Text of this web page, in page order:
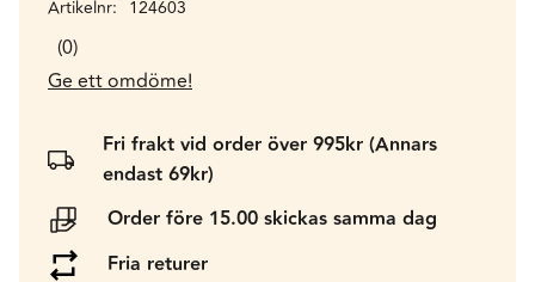
Artikelnr
124603
0
Ge ett omdöme!
Fri frakt vid order över 995kr (Annars
endast 69kr)
Order före 15.00 skickas samma dag
Fria returer